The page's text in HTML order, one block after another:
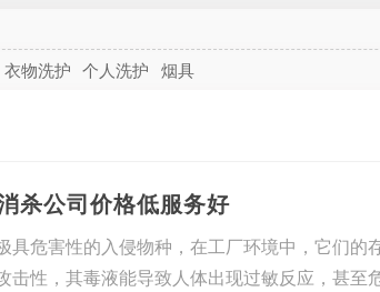
衣物洗护 个人洗护 烟具
杀公司价格低服务好
危害性的入侵物种，在工厂环境中，它们的
性，其毒液能导致人体出现过敏反应，甚至